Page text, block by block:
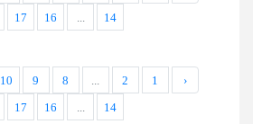
14
...
16
17
‹
1
2
...
8
9
10
14
...
16
17